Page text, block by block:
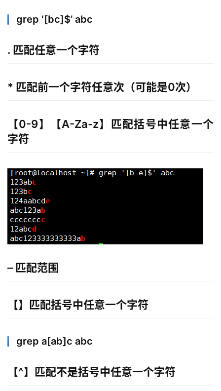
grep ‘[bc]$’ abc
. 匹配任意一个字符
* 匹配前一个字符任意次（可能是0次）
【0-9】【A-Za-z】匹配括号中任意一个
字符
– 匹配范围
【】匹配括号中任意一个字符
grep a[ab]c abc
【^】匹配不是括号中任意一个字符